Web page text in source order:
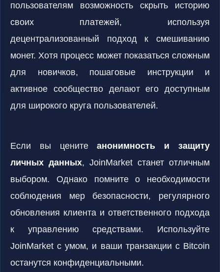
пользователям возможность скрыть историю
своих платежей, используя
децентрализованный подход к смешиванию
монет. Хотя процесс может показаться сложным
для новичков, пошаговые инструкции и
активное сообщество делают его доступным
для широкого круга пользователей.
Если вы ценитеанонимность и защиту
личных данных, JoinMarket станет отличным
выбором. Однако помните о необходимости
соблюдения мер безопасности, регулярного
обновления клиента и ответственного подхода
к управлению средствами. Используйте
JoinMarket с умом, и ваши транзакции с Bitcoin
останутся конфиденциальными.